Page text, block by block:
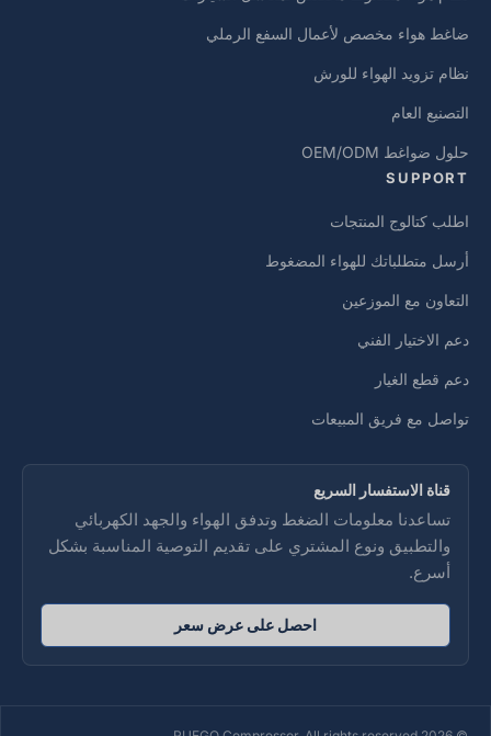
ضاغط هواء مخصص لأعمال السفع الرملي
نظام تزويد الهواء للورش
التصنيع العام
حلول ضواغط OEM/ODM
SUPPORT
اطلب كتالوج المنتجات
أرسل متطلباتك للهواء المضغوط
التعاون مع الموزعين
دعم الاختيار الفني
دعم قطع الغيار
تواصل مع فريق المبيعات
قناة الاستفسار السريع
تساعدنا معلومات الضغط وتدفق الهواء والجهد الكهربائي
والتطبيق ونوع المشتري على تقديم التوصية المناسبة بشكل
أسرع.
احصل على عرض سعر